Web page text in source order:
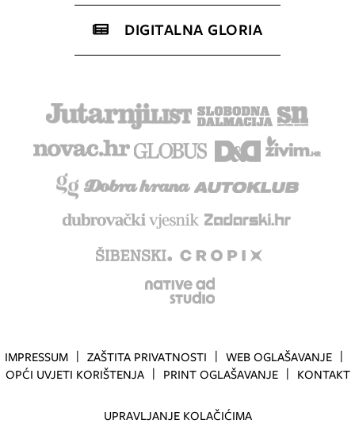
DIGITALNA GLORIA
IMPRESSUM ZAŠTITA PRIVATNOSTI
WEB OGLAŠAVANJE
OPĆI UVJETI KORIŠTENJA
PRINT OGLAŠAVANJE KONTAKT
UPRAVLJANJE KOLAČIĆIMA